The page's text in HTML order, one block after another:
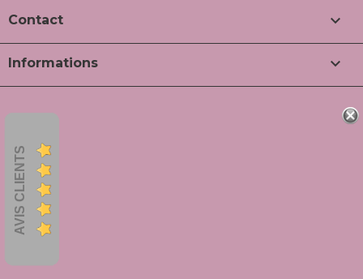
Contact 
Informations 
AVIS CLIENTS